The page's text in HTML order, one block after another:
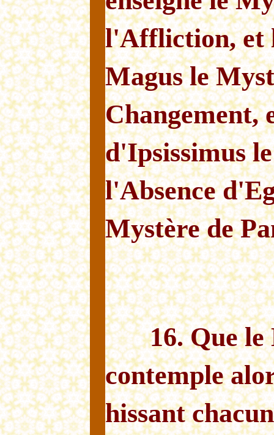
l'Affliction, et
Magus le
Changement,
d'Ipsissimus
l'Absence
Mystère de
16. Que le
contemple
hissant